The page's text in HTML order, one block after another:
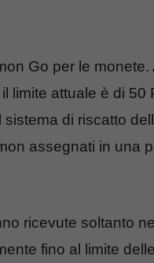
Go per le
limite attuale è di
di riscatto
assegnati in una
ricevute soltanto
fino al limite